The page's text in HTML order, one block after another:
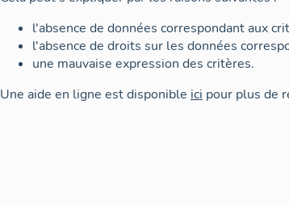
l'absence de données correspondant aux
l'absence de droits sur les données
une mauvaise expression des critères.
Une aide en ligne est disponible ici pour plus de